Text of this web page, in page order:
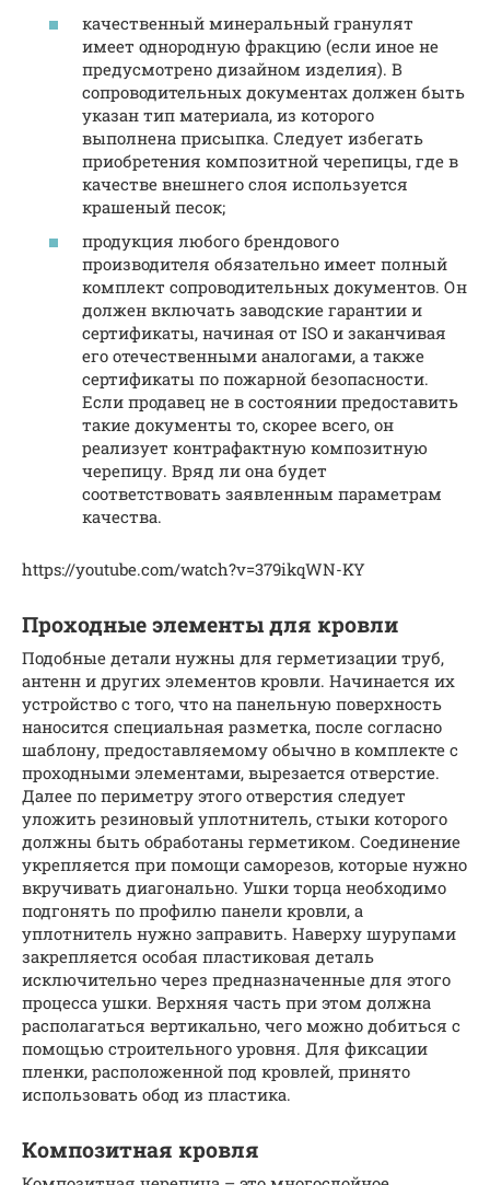
качественный минеральный гранулят
имеет однородную фракцию (если иное не
предусмотрено дизайном изделия). В
сопроводительных документах должен быть
указан тип материала, из которого
выполнена присыпка. Следует избегать
приобретения композитной черепицы, где в
качестве внешнего слоя используется
крашеный песок;
продукция любого брендового
производителя обязательно имеет полный
комплект сопроводительных документов. Он
должен включать заводские гарантии и
сертификаты, начиная от ISO и заканчивая
его отечественными аналогами, а также
сертификаты по пожарной безопасности.
Если продавец не в состоянии предоставить
такие документы то, скорее всего, он
реализует контрафактную композитную
черепицу. Вряд ли она будет
соответствовать заявленным параметрам
качества.
https://youtube.com/watch?v=379ikqWN-KY
Проходные элементы для кровли
Подобные детали нужны для герметизации труб,
антенн и других элементов кровли. Начинается их
устройство с того, что на панельную поверхность
наносится специальная разметка, после согласно
шаблону, предоставляемому обычно в комплекте с
проходными элементами, вырезается отверстие.
Далее по периметру этого отверстия следует
уложить резиновый уплотнитель, стыки которого
должны быть обработаны герметиком. Соединение
укрепляется при помощи саморезов, которые нужно
вкручивать диагонально. Ушки торца необходимо
подгонять по профилю панели кровли, а
уплотнитель нужно заправить. Наверху шурупами
закрепляется особая пластиковая деталь
исключительно через предназначенные для этого
процесса ушки. Верхняя часть при этом должна
располагаться вертикально, чего можно добиться с
помощью строительного уровня. Для фиксации
пленки, расположенной под кровлей, принято
использовать обод из пластика.
Композитная кровля